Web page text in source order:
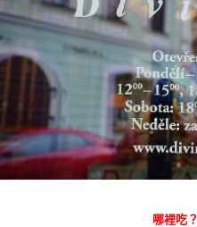
哪裡吃？